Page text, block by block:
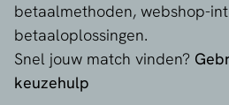
betaalmethoden, webshop-
betaaloplossingen.
Snel jouw match vinden?
keuzehulp